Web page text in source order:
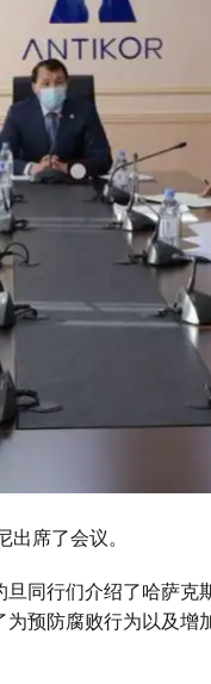
席了会议。
同行们介绍了哈萨克
预防腐败行为以及